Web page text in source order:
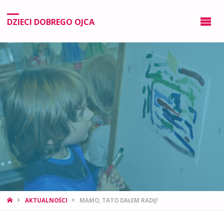
DZIECI DOBREGO OJCA
AKTUALNOŚCI MAMO, TATO DAŁEM RADĘ!